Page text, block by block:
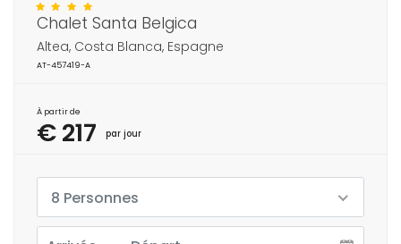
Chalet Santa Belgica
Altea, Costa Blanca, Espagne
AT-457419-A
À partir de
€ 217 par jour
8 Personnes